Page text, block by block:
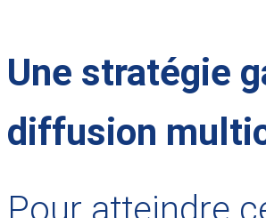
Une stratégie
diffusion
Pour atteindre